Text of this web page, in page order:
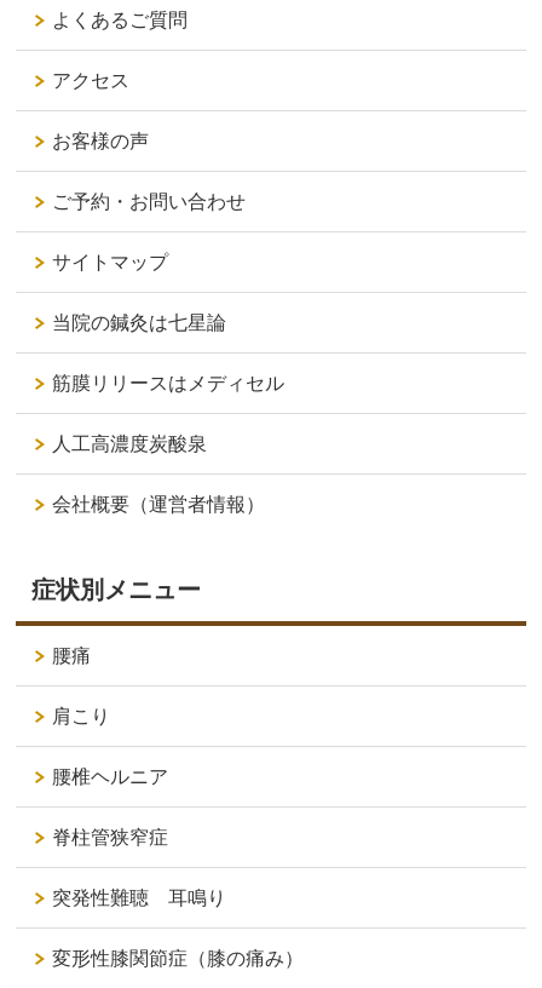
よくあるご質問
アクセス
お客様の声
ご予約・お問い合わせ
サイトマップ
当院の鍼灸は七星論
筋膜リリースはメディセル
人工高濃度炭酸泉
会社概要（運営者情報）
症状別メニュー
腰痛
肩こり
腰椎ヘルニア
脊柱管狭窄症
突発性難聴 耳鳴り
変形性膝関節症（膝の痛み）